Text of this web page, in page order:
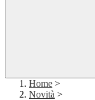
Home >
Novità >